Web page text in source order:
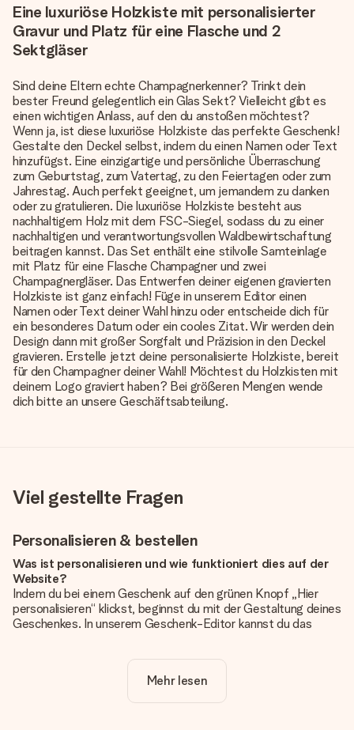
Eine luxuriöse Holzkiste mit personalisierter
Gravur und Platz für eine Flasche und 2
Sektgläser
Sind deine Eltern echte Champagnerkenner? Trinkt dein
bester Freund gelegentlich ein Glas Sekt? Vielleicht gibt es
einen wichtigen Anlass, auf den du anstoßen möchtest?
Wenn ja, ist diese luxuriöse Holzkiste das perfekte Geschenk!
Gestalte den Deckel selbst, indem du einen Namen oder Text
hinzufügst. Eine einzigartige und persönliche Überraschung
zum Geburtstag, zum Vatertag, zu den Feiertagen oder zum
Jahrestag. Auch perfekt geeignet, um jemandem zu danken
oder zu gratulieren. Die luxuriöse Holzkiste besteht aus
nachhaltigem Holz mit dem FSC-Siegel, sodass du zu einer
nachhaltigen und verantwortungsvollen Waldbewirtschaftung
beitragen kannst. Das Set enthält eine stilvolle Samteinlage
mit Platz für eine Flasche Champagner und zwei
Champagnergläser. Das Entwerfen deiner eigenen gravierten
Holzkiste ist ganz einfach! Füge in unserem Editor einen
Namen oder Text deiner Wahl hinzu oder entscheide dich für
ein besonderes Datum oder ein cooles Zitat. Wir werden dein
Design dann mit großer Sorgfalt und Präzision in den Deckel
gravieren. Erstelle jetzt deine personalisierte Holzkiste, bereit
für den Champagner deiner Wahl! Möchtest du Holzkisten mit
deinem Logo graviert haben? Bei größeren Mengen wende
dich bitte an unsere Geschäftsabteilung.
Viel gestellte Fragen
Personalisieren & bestellen
Was ist personalisieren und wie funktioniert dies auf der
Website?
Indem du bei einem Geschenk auf den grünen Knopf „Hier
personalisieren“ klickst, beginnst du mit der Gestaltung deines
Geschenkes. In unserem Geschenk-Editor kannst du das
noch eines unserer angebotenen Designs, um deinem
Geschenk die perfekte Ausstrahlung zu verleihen.
Mehr lesen